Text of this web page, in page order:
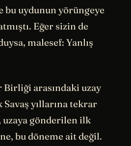
bu uydunun yörüngeye
Eğer sizin de
malesef: Yanlış
Birliği arasındaki uzay
Savaş yıllarına tekrar
uzaya gönderilen ilk
bu döneme ait değil.